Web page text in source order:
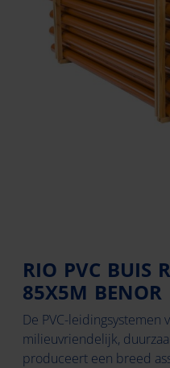
RIO PVC BUIS
85X5M BENOR
De PVC-leidingsystemen
milieuvriendelijk,
produceert een breed